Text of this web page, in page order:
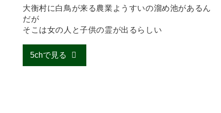
大衡村に白鳥が来る農業ようすいの溜め池があるん
だが
そこは女の人と子供の霊が出るらしい
5chで見る